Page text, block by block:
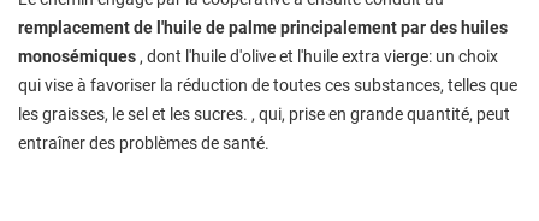
remplacement de l'huile de palme principalement par des huiles
monosémiques , dont l'huile d'olive et l'huile extra vierge: un choix
qui vise à favoriser la réduction de toutes ces substances, telles que
les graisses, le sel et les sucres. , qui, prise en grande quantité, peut
entraîner des problèmes de santé.